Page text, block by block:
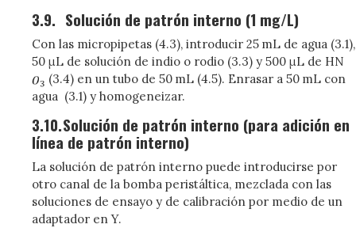
3.9. Solución de patrón interno (1 mg/L)
Con las micropipetas (4.3), introducir 25 mL de agua (3.1),
50 μL de solución de indio o rodio (3.3) y 500 μL de HN
(3.4) en un tubo de 50 mL (4.5). Enrasar a 50 mL con
agua (3.1) y homogeneizar.
3.10.Solución de patrón interno (para adición en
línea de patrón interno)
La solución de patrón interno puede introducirse por
otro canal de la bomba peristáltica, mezclada con las
soluciones de ensayo y de calibración por medio de un
adaptador en Y.